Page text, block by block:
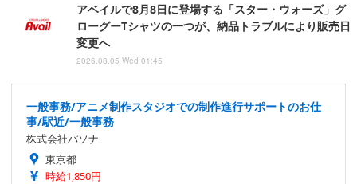
アベイルで8月8日に登場する「スター・ウォーズ」グ
ローグーTシャツの一つが、納品トラブルにより販売日
変更へ
2026.08.05 Wed 01:45
一般事務/アニメ制作スタジオでの制作進行サポートのお仕
事/駅近/一般事務
株式会社パソナ
東京都
時給1,850円